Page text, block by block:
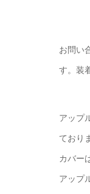
お問い
す。装
アップ
ており
カバー
アップ